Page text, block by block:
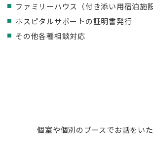
ファミリーハウス（付き添い用宿泊施
ホスピタルサポートの証明書発行
その他各種相談対応
個室や個別のブースでお話をいた